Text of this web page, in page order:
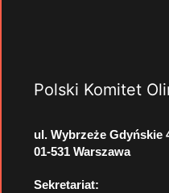
Polski Komitet
ul. Wybrzeże Gdyńskie
01-531 Warszawa
Sekretariat: